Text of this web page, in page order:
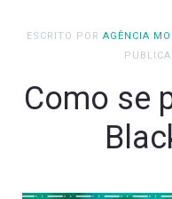
ESCRITO POR AGÊNCIA
Como se